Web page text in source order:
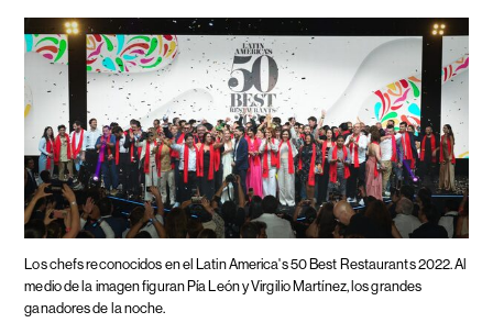
Los chefs reconocidos en el Latin America's 50 Best Restaurants 2022. Al
medio de la imagen figuran Pía León y Virgilio Martínez, los grandes
ganadores de la noche.